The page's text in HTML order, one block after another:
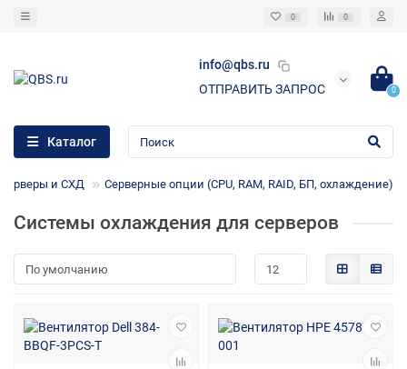
0 0
info@qbs.ru
ОТПРАВИТЬ ЗАПРОС
0
Каталог
Серверы и СХД Серверные опции (CPU, RAM, RAID, БП, охлаждение)
Системы охлаждения для серверов